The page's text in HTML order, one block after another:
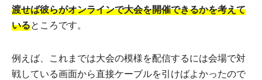
渡せば彼らがオンラインで大会を開催できるかを考えて
いるところです。
例えば、これまでは大会の模様を配信するには会場で対
戦している画面から直接ケーブルを引けばよかったので